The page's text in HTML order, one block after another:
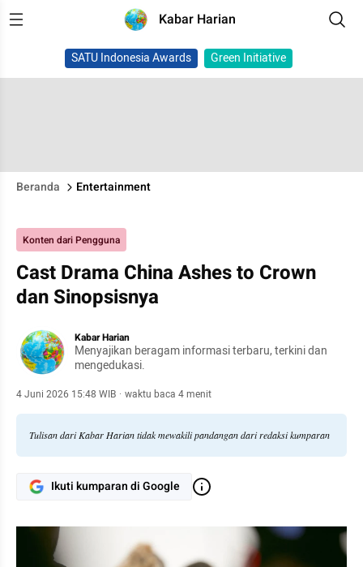
Kabar Harian
SATU Indonesia Awards Green Initiative
Beranda Entertainment
Konten dari Pengguna
Cast Drama China Ashes to Crown
dan Sinopsisnya
Kabar Harian
Menyajikan beragam informasi terbaru, terkini dan
mengedukasi.
4 Juni 2026 15:48 WIB · waktu baca 4 menit
Tulisan dari Kabar Harian tidak mewakili pandangan dari redaksi kumparan
Ikuti kumparan di Google